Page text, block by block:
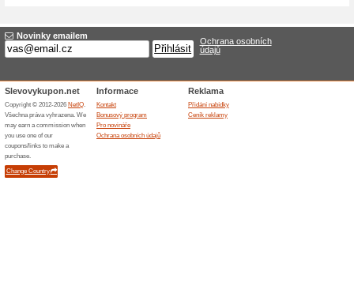
Nabídka obchodu